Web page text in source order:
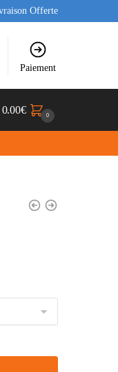
Offerte
Paiement
0.00€ 0